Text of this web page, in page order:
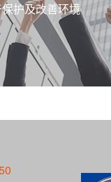
护及改善环境